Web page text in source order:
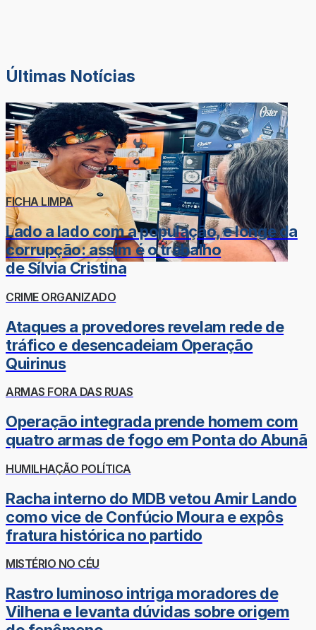
Últimas Notícias
FICHA LIMPA
Lado a lado com a população, e longe da
corrupção: assim é o trabalho
de Sílvia Cristina
CRIME ORGANIZADO
Ataques a provedores revelam rede de
tráfico e desencadeiam Operação
Quirinus
ARMAS FORA DAS RUAS
Operação integrada prende homem com
quatro armas de fogo em Ponta do Abunã
HUMILHAÇÃO POLÍTICA
Racha interno do MDB vetou Amir Lando
como vice de Confúcio Moura e expôs
fratura histórica no partido
MISTÉRIO NO CÉU
Rastro luminoso intriga moradores de
Vilhena e levanta dúvidas sobre origem